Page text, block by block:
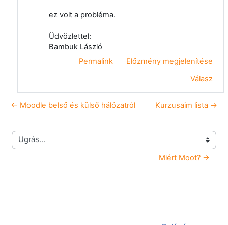
ez volt a probléma.
Üdvözlettel:
Bambuk László
Permalink
Előzmény megjelenítése
Válasz
← Moodle belső és külső hálózatról Kurzusaim lista →
Ugrás...
Miért Moot? →